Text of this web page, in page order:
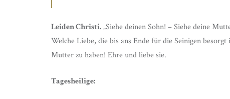
Leiden Christi. „Siehe deinen Sohn! – Siehe deine
Welche Liebe, die bis ans Ende für die Seinigen
Mutter zu haben! Ehre und liebe sie.
Tagesheilige: